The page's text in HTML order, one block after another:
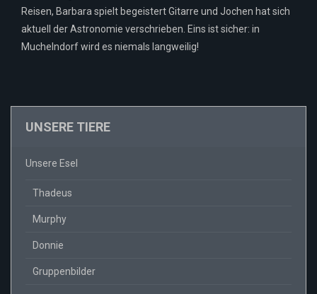
Reisen, Barbara spielt begeistert Gitarre und Jochen hat sich
aktuell der Astronomie verschrieben. Eins ist sicher: in
Muchelndorf wird es niemals langweilig!
UNSERE TIERE
Unsere Esel
Thadeus
Murphy
Donnie
Gruppenbilder